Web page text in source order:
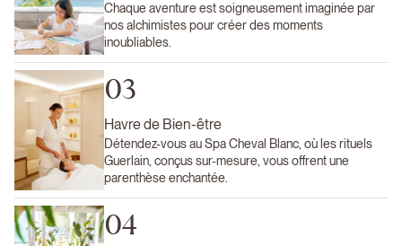
Chaque aventure est soigneusement imaginée par
nos alchimistes pour créer des moments
inoubliables.
03
Havre de Bien-être
Détendez-vous au Spa Cheval Blanc, où les rituels
Guerlain, conçus sur-mesure, vous offrent une
parenthèse enchantée.
04